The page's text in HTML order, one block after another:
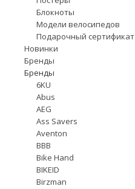
Блокноты
Модели велосипедов
Подарочный сертификат
Новинки
Бренды
Бренды
6KU
Abus
AEG
Ass Savers
Aventon
BBB
Bike Hand
BIKEID
Birzman